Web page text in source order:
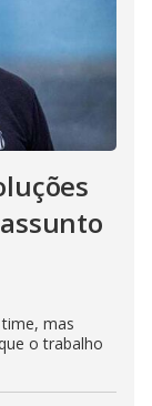
mas
o trabalho